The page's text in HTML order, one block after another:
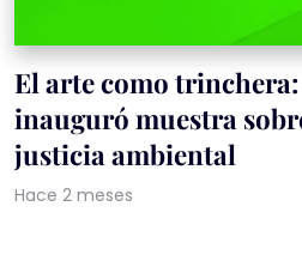
El arte como
inauguró muestra
justicia ambiental
Hace 2 meses